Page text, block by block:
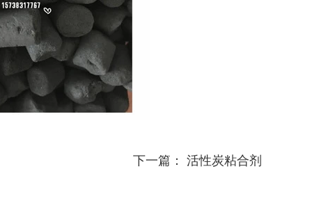
下一篇： 活性炭粘合剂